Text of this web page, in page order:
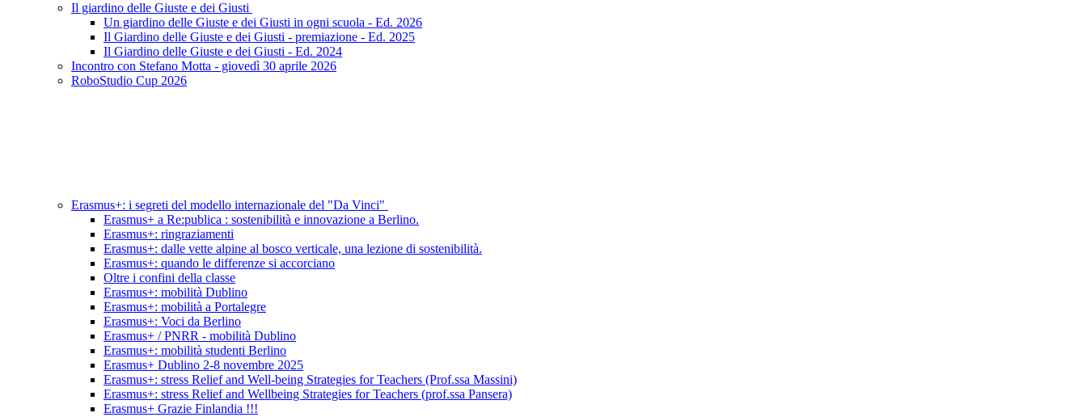
Il giardino delle Giuste e dei Giusti
Un giardino delle Giuste e dei Giusti in ogni scuola - Ed. 2026
Il Giardino delle Giuste e dei Giusti - premiazione - Ed. 2025
Il Giardino delle Giuste e dei Giusti - Ed. 2024
Incontro con Stefano Motta - giovedì 30 aprile 2026
RoboStudio Cup 2026
Erasmus+: i segreti del modello internazionale del "Da Vinci"
Erasmus+ a Re:publica : sostenibilità e innovazione a Berlino.
Erasmus+: ringraziamenti
Erasmus+: dalle vette alpine al bosco verticale, una lezione di sostenibilità.
Erasmus+: quando le differenze si accorciano
Oltre i confini della classe
Erasmus+: mobilità Dublino
Erasmus+: mobilità a Portalegre
Erasmus+: Voci da Berlino
Erasmus+ / PNRR - mobilità Dublino
Erasmus+: mobilità studenti Berlino
Erasmus+ Dublino 2-8 novembre 2025
Erasmus+: stress Relief and Well-being Strategies for Teachers (Prof.ssa Massini)
Erasmus+: stress Relief and Wellbeing Strategies for Teachers (prof.ssa Pansera)
Erasmus+ Grazie Finlandia !!!